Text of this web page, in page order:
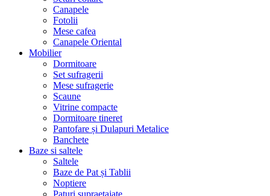
Canapele
Fotolii
Mese cafea
Canapele Oriental
Mobilier
Dormitoare
Set sufragerii
Mese sufragerie
Scaune
Vitrine compacte
Dormitoare tineret
Pantofare și Dulapuri Metalice
Banchete
Baze si saltele
Saltele
Baze de Pat și Tablii
Noptiere